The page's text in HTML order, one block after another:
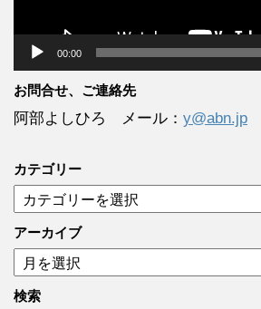
00:00
お問合せ、ご連絡先
阿部よしひろ メール： y@abn.jp
カテゴリー
テ
ゴ
リ
ー
アーカイブ
ア
ー
カ
検索